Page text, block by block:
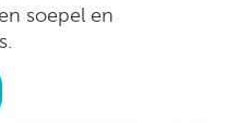
soepel en